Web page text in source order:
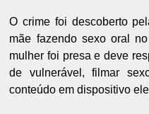
O crime foi descoberto
mãe fazendo sexo oral
mulher foi presa e deve
de vulnerável, filmar
conteúdo em dispositivo